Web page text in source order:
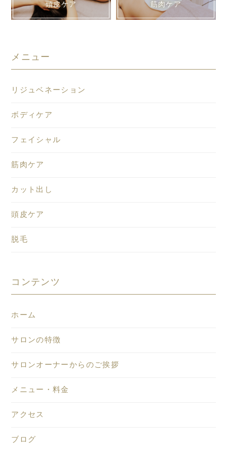
頭皮ケア 筋肉ケア
メニュー
リジュベネーション
ボディケア
フェイシャル
筋肉ケア
カット出し
頭皮ケア
脱毛
コンテンツ
ホーム
サロンの特徴
サロンオーナーからのご挨拶
メニュー・料金
アクセス
ブログ